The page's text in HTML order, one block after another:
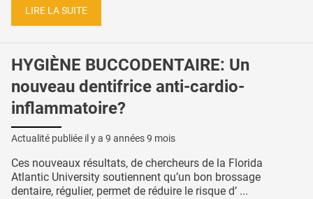
LIRE LA SUITE
HYGIÈNE BUCCODENTAIRE: Un
nouveau dentifrice anti-cardio-
inflammatoire?
Actualité publiée il y a 9 années 9 mois
Ces nouveaux résultats, de chercheurs de la Florida
Atlantic University soutiennent qu’un bon brossage
dentaire, régulier, permet de réduire le risque d’ ...